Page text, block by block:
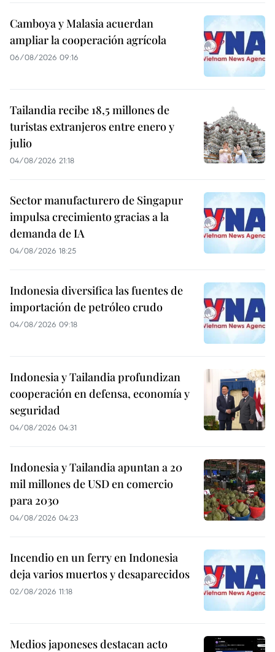
Camboya y Malasia acuerdan
ampliar la cooperación agrícola
06/08/2026 09:16
Tailandia recibe 18,5 millones de
turistas extranjeros entre enero y
julio
04/08/2026 21:18
Sector manufacturero de Singapur
impulsa crecimiento gracias a la
demanda de IA
04/08/2026 18:25
Indonesia diversifica las fuentes de
importación de petróleo crudo
04/08/2026 09:18
Indonesia y Tailandia profundizan
cooperación en defensa, economía y
seguridad
04/08/2026 04:31
Indonesia y Tailandia apuntan a 20
mil millones de USD en comercio
para 2030
04/08/2026 04:23
Incendio en un ferry en Indonesia
deja varios muertos y desaparecidos
02/08/2026 11:18
Medios japoneses destacan acto